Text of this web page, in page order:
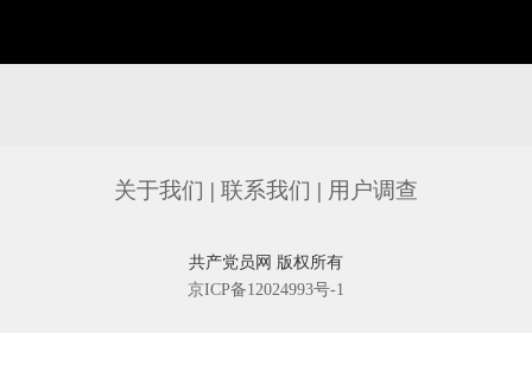
关于我们 | 联系我们 | 用户调查
共产党员网 版权所有
京ICP备12024993号-1